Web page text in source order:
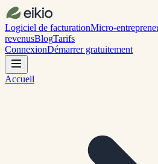
Logiciel de facturationMicro-
revenusBlogTarifs
ConnexionDémarrer gratuitement
Accueil